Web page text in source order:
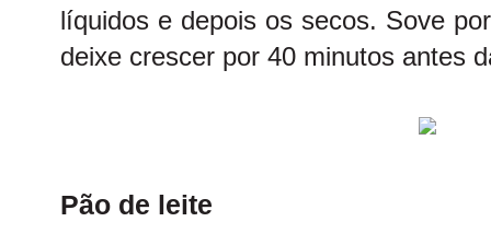
líquidos e depois os secos. Sove
deixe crescer por 40 minutos antes
Pão de leite